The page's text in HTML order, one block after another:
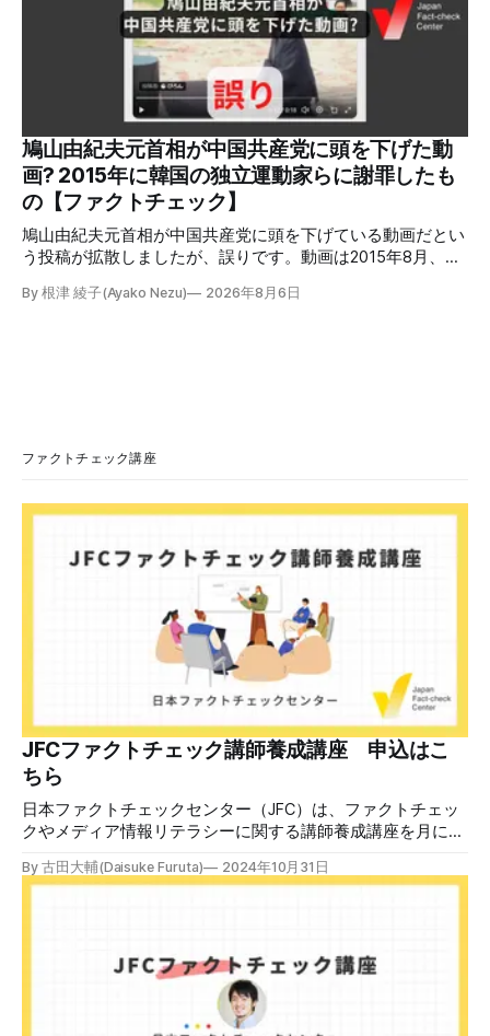
ガスを燃料としてガスエンジンやガスタービンで発電し、排
熱を冷暖房などに利用する「ガスコージェネレーション」が
原因だとする投稿が拡散した（例1、例2）。 検証する理由
ソーシャルリスニングツールMeltwaterで調べると、これら
の投稿の表示回数は少なくとも合計194万回を超えている。
爆発の原因をめぐって、さまざまな根拠不明の情報が飛び交
っているため検証する。 検証過程 イオンモール熊本の爆発
2026年7月28日午後16時27分ごろ、熊本県で震度7の地震が
発生した。午後6時ごろ、嘉島町のショッピングセンター
「イ
鳩山由紀夫元首相が中国共産党に頭を下げた動
画? 2015年に韓国の独立運動家らに謝罪したも
の【ファクトチェック】
鳩山由紀夫元首相が中国共産党に頭を下げている動画だとい
う投稿が拡散しましたが、誤りです。動画は2015年8月、鳩
立運動家らに謝罪した映像です。中国共産党に対して頭を下
拡散した。 検証する理由 8月6日現在、投稿は200回以上リ
いてあるように見えます」などの英語の指摘もあるが、「日
「共産主義者に恥じて頭を下げるべき人はいない」など、拡
散した投稿を真に受けた反応も多いため検証する。 検証過
By 根津 綾子(Ayako Nezu) 2026年8月6日
ファクトチェック講座
JFCファクトチェック講師養成講座 申込はこ
ちら
日本ファクトチェックセンター（JFC）は、ファクトチェッ
クやメディア情報リテラシーに関する講師養成講座を月に1
認定バッジと教室や職場などで利用可能な教材を提供しま
ファクトチェックセンター（JFC）による講師養成講座で
す。 講師養成講座（オンラインで90分）を受講いただいた
後、修了課題を提出された方には、教室や職場などで利用可
能な教材の提... powered by Peatix : More than a
By 古田大輔(Daisuke Furuta) 2024年10月31日